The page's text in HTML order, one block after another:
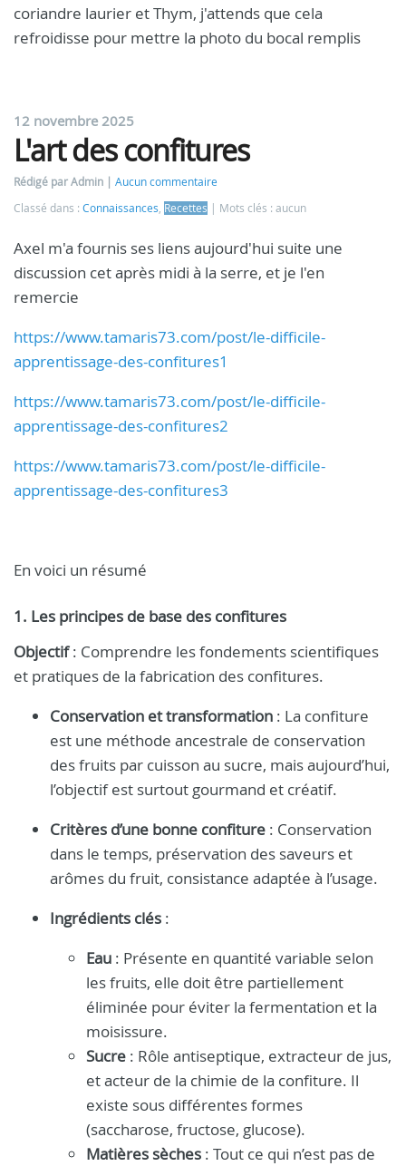
coriandre laurier et Thym, j'attends que cela
refroidisse pour mettre la photo du bocal remplis
12 novembre 2025
L'art des confitures
Rédigé par Admin
Aucun commentaire
Classé dans : Connaissances Recettes Mots clés : aucun
Axel m'a fournis ses liens aujourd'hui suite une
discussion cet après midi à la serre, et je l'en
remercie
https://www.tamaris73.com/post/le-difficile-
apprentissage-des-confitures1
https://www.tamaris73.com/post/le-difficile-
apprentissage-des-confitures2
https://www.tamaris73.com/post/le-difficile-
apprentissage-des-confitures3
En voici un résumé
1. Les principes de base des confitures
Objectif: Comprendre les fondements scientifiques
et pratiques de la fabrication des confitures.
Conservation et transformation : La confiture
est une méthode ancestrale de conservation
des fruits par cuisson au sucre, mais aujourd’hui,
l’objectif est surtout gourmand et créatif.
Critères d’une bonne confiture : Conservation
dans le temps, préservation des saveurs et
arômes du fruit, consistance adaptée à l’usage.
Ingrédients clés :
Eau : Présente en quantité variable selon
les fruits, elle doit être partiellement
éliminée pour éviter la fermentation et la
moisissure.
Sucre : Rôle antiseptique, extracteur de jus,
et acteur de la chimie de la confiture. Il
existe sous différentes formes
(saccharose, fructose, glucose).
Matières sèches : Tout ce qui n’est pas de